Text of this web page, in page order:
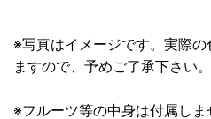
※写真はイメージです。実際
ますので、予めご了承下さい。
※フルーツ等の中身は付属しま